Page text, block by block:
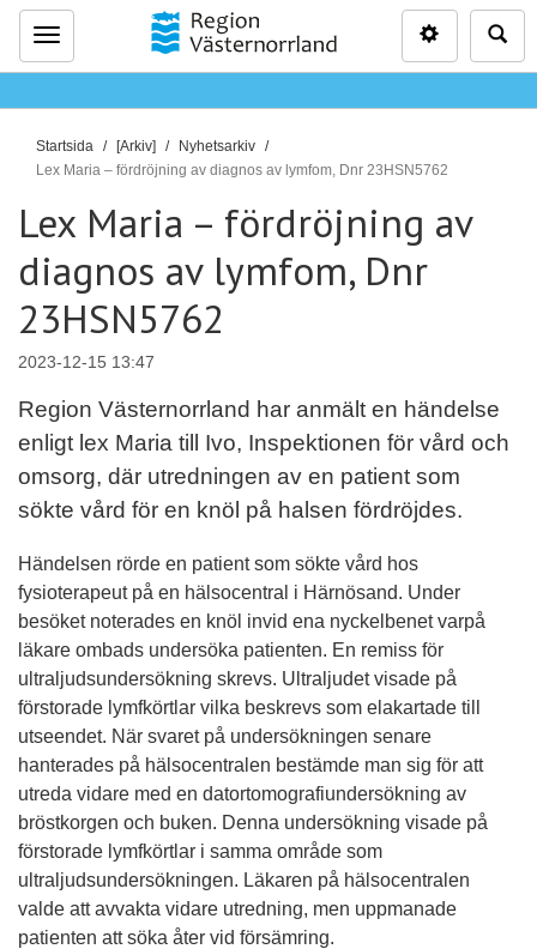
Meny
D
u
r
h
ä
r
:
Startsida [Arkiv]
Nyhetsarkiv
Lex Maria – fördröjning av diagnos av lymfom, Dnr 23HSN5762
Lex Maria – fördröjning av
diagnos av lymfom, Dnr
23HSN5762
2023-12-15 13:47
Region Västernorrland har anmält en händelse
enligt lex Maria till Ivo, Inspektionen för vård och
omsorg, där utredningen av en patient som
sökte vård för en knöl på halsen fördröjdes.
Händelsen rörde en patient som sökte vård hos
fysioterapeut på en hälsocentral i Härnösand. Under
besöket noterades en knöl invid ena nyckelbenet varpå
läkare ombads undersöka patienten. En remiss för
ultraljudsundersökning skrevs. Ultraljudet visade på
förstorade lymfkörtlar vilka beskrevs som elakartade till
utseendet. När svaret på undersökningen senare
hanterades på hälsocentralen bestämde man sig för att
utreda vidare med en datortomografiundersökning av
bröstkorgen och buken. Denna undersökning visade på
förstorade lymfkörtlar i samma område som
ultraljudsundersökningen. Läkaren på hälsocentralen
valde att avvakta vidare utredning, men uppmanade
patienten att söka åter vid försämring.